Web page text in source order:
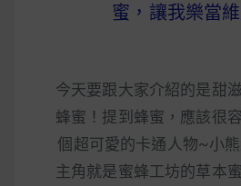
減醣食材推薦
蜜，讓我樂當維
今天要跟大家介紹的是甜
蜂蜜！提到蜂蜜，應該很
個超可愛的卡通人物~小
主角就是蜜蜂工坊的草本